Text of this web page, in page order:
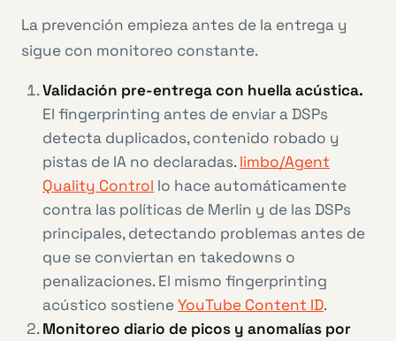
La prevención empieza antes de la entrega y
sigue con monitoreo constante.
Validación pre-entrega con huella acústica.
El fingerprinting antes de enviar a DSPs
detecta duplicados, contenido robado y
pistas de IA no declaradas.limbo/Agent
Quality Control lo hace automáticamente
contra las políticas de Merlin y de las DSPs
principales, detectando problemas antes de
que se conviertan en takedowns o
penalizaciones. El mismo fingerprinting
acústico sostieneYouTube Content ID.
Monitoreo diario de picos y anomalías por